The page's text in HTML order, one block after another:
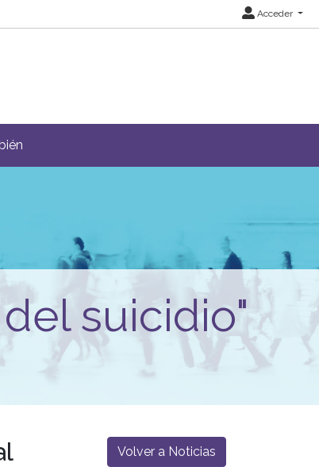
Acceder
suicidio"
Volver a Noticias